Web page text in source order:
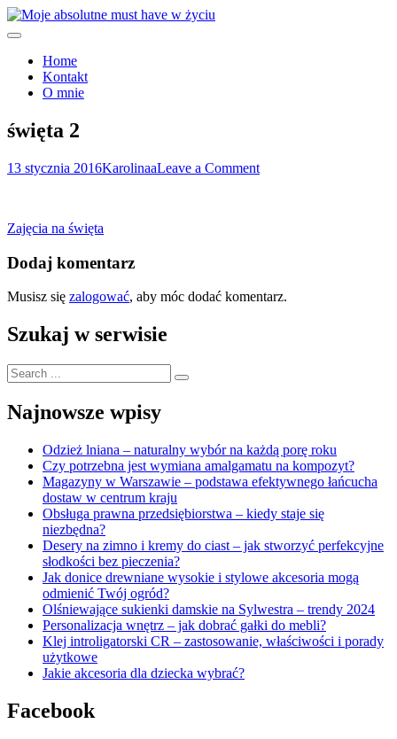
Skip
to
Moje absolutne must have w
życiu
Home
Kontakt
O mnie
święta 2
13 stycznia 2016KarolinaaLeave a Commenton
Nawigacja
wpisu
Zajęcia na święta
Dodaj komentarz
Musisz się zalogować, aby móc dodać komentarz.
Szukaj w serwisie
Search
for:
Najnowsze wpisy
Odzież lniana – naturalny wybór na każdą porę roku
Czy potrzebna jest wymiana amalgamatu na kompozyt?
Magazyny w Warszawie – podstawa efektywnego łańcucha
dostaw w centrum kraju
Obsługa prawna przedsiębiorstwa – kiedy staje się
niezbędna?
Desery na zimno i kremy do ciast – jak stworzyć perfekcyjne
słodkości bez pieczenia?
Jak donice drewniane wysokie i stylowe akcesoria mogą
odmienić Twój ogród?
Olśniewające sukienki damskie na Sylwestra – trendy 2024
Personalizacja wnętrz – jak dobrać gałki do mebli?
Klej introligatorski CR – zastosowanie, właściwości i porady
użytkowe
Jakie akcesoria dla dziecka wybrać?
Facebook